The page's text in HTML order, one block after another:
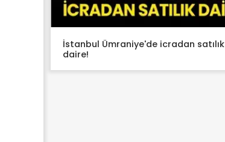
İstanbul Ümraniye'de icradan satılık
daire!